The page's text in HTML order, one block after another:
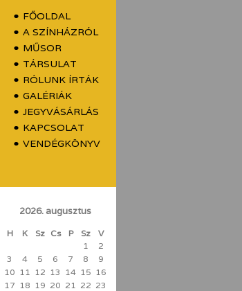
FŐOLDAL
A SZÍNHÁZRÓL
MŰSOR
TÁRSULAT
RÓLUNK ÍRTÁK
GALÉRIÁK
JEGYVÁSÁRLÁS
KAPCSOLAT
VENDÉGKÖNYV
2026. augusztus
H K Sz Cs P Sz
V
1
2
3
4 5 6 7 8
9
10 11 12 13 14 15 16
17 18 19 20 21 22 23